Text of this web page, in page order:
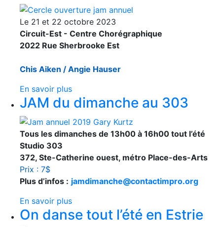
Le 21 et 22 octobre 2023
Circuit-Est - Centre Chorégraphique
2022 Rue Sherbrooke Est‬
Chis Aiken / Angie Hauser
En savoir plus
JAM du dimanche au 303
Tous les dimanches de 13h00 à 16h00 tout l’été
Studio 303
372, Ste-Catherine ouest, métro Place-des-Arts
Prix : 7$
Plus d’infos : jamdimanche@contactimpro.org
En savoir plus
On danse tout l’été en Estrie